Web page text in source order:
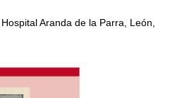
Aranda de la Parra, León,